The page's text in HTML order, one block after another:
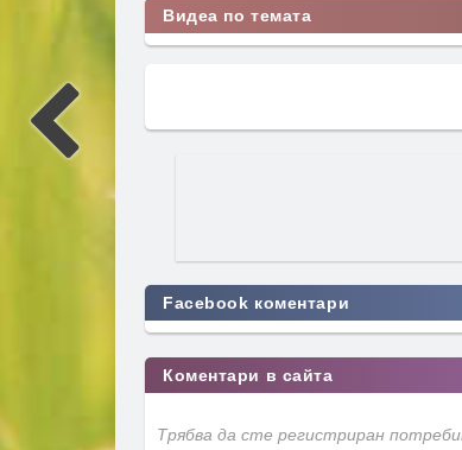
Видеа по темата
Facebook коментари
Коментари в сайта
Трябва да сте регистриран